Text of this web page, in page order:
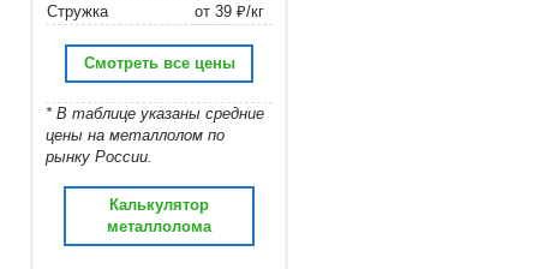
Стружка
от 39 ₽/кг
Смотреть все цены
* В таблице указаны средние
цены на металлолом по
рынку России.
Калькулятор
металлолома